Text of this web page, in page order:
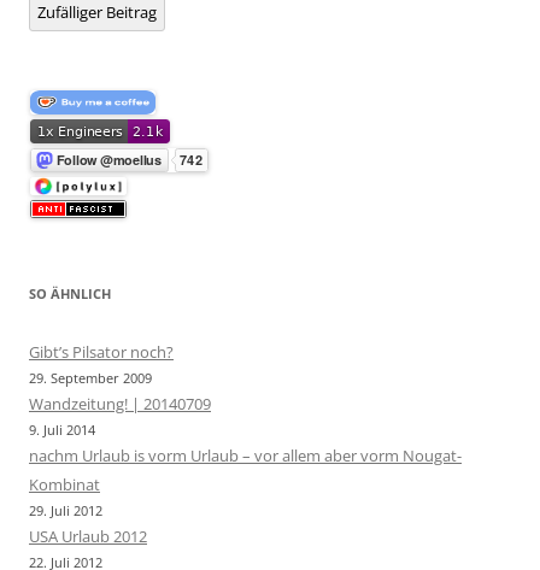
Zufälliger Beitrag
SO ÄHNLICH
Gibt’s Pilsator noch?
29. September 2009
Wandzeitung! | 20140709
9. Juli 2014
nachm Urlaub is vorm Urlaub – vor allem aber vorm Nougat-
Kombinat
29. Juli 2012
USA Urlaub 2012
22. Juli 2012